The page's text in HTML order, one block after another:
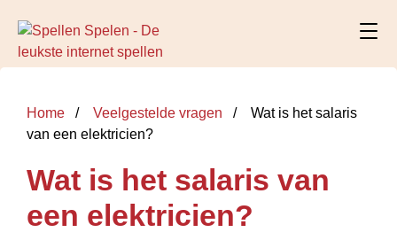
Home Veelgestelde vragen
Wat is het salaris
van een elektricien?
Wat is het salaris van
een elektricien?